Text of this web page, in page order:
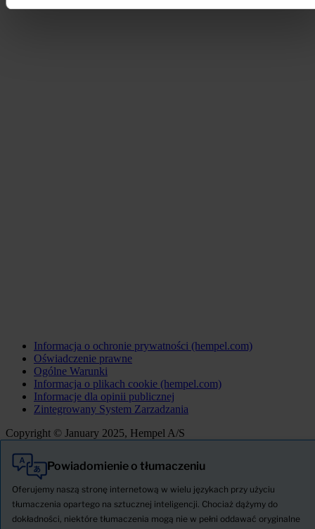
Informacja o ochronie prywatności (hempel.com)
Oświadczenie prawne
Ogólne Warunki
Informacja o plikach cookie (hempel.com)
Informacje dla opinii publicznej
Zintegrowany System Zarzadzania
Copyright © January 2025, Hempel A/S
Powiadomienie o tłumaczeniu
Oferujemy naszą stronę internetową w wielu językach przy użyciu
tłumaczenia opartego na sztucznej inteligencji. Chociaż dążymy do
dokładności, niektóre tłumaczenia mogą nie w pełni oddawać oryginalne
Wszystkie
Produkty
AKTUALNOŚCI
Pobierz Kartę charakterystyki